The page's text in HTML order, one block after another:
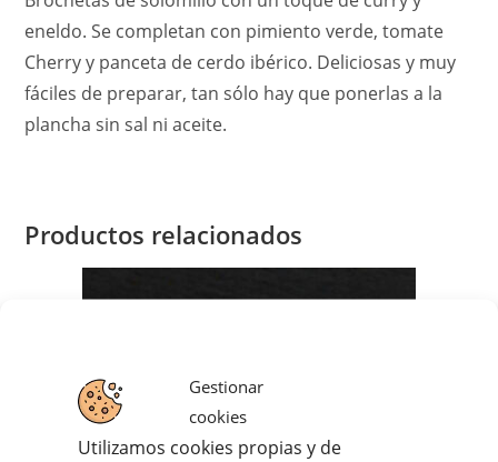
Gestionar
cookies
Utilizamos cookies propias y de
eneldo. Se completan con pimiento verde, tomate
Cherry y panceta de cerdo ibérico. Deliciosas y muy
fáciles de preparar, tan sólo hay que ponerlas a la
plancha sin sal ni aceite.
Productos relacionados